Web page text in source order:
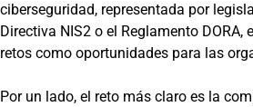
ciberseguridad, representada por
Directiva NIS2 o el Reglamento DORA,
retos como oportunidades para las
Por un lado, el reto más claro es la